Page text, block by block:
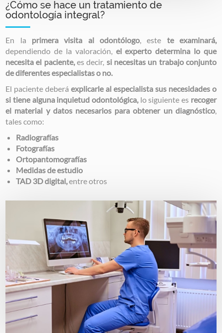
¿Cómo se hace un tratamiento de
odontología integral?
En la primera visita al odontólogo, este te examinará,
dependiendo de la valoración, el experto determina lo que
necesita el paciente,es decir, si necesitas un trabajo conjunto
de diferentes especialistas o no.
El paciente deberáexplicarle al especialista sus necesidades o
si tiene alguna inquietud odontológica, lo siguiente es recoger
el material y datos necesarios para obtener un diagnóstico,
tales como:
Radiografías
Fotografías
Ortopantomografías
Medidas de estudio
TAD 3D digital,entre otros